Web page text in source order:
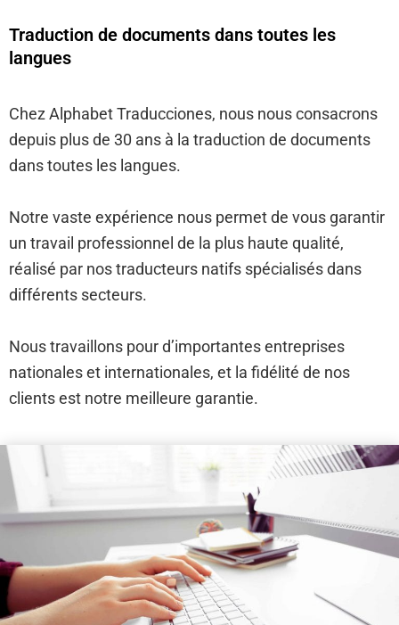
Traduction de documents dans toutes les
langues
Chez Alphabet Traducciones, nous nous consacrons
depuis plus de 30 ans à la traduction de documents
dans toutes les langues.
Notre vaste expérience nous permet de vous garantir
un travail professionnel de la plus haute qualité,
réalisé par nos traducteurs natifs spécialisés dans
différents secteurs.
Nous travaillons pour d’importantes entreprises
nationales et internationales, et la fidélité de nos
clients est notre meilleure garantie.